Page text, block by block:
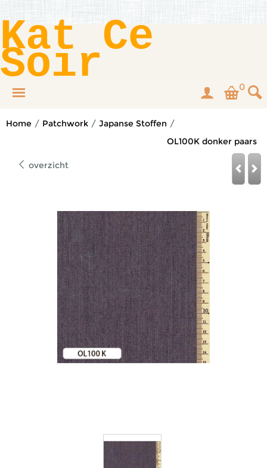
Kat Ce
Soir 0
Home / Patchwork / Japanse Stoffen /
OL100K donker paars
overzicht